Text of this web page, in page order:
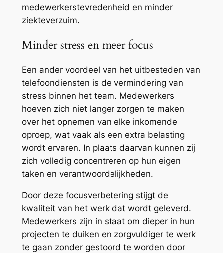
medewerkerstevredenheid en minder
ziekteverzuim.
Minder stress en meer focus
Een ander voordeel van het uitbesteden van
telefoondiensten is de vermindering van
stress binnen het team. Medewerkers
hoeven zich niet langer zorgen te maken
over het opnemen van elke inkomende
oproep, wat vaak als een extra belasting
wordt ervaren. In plaats daarvan kunnen zij
zich volledig concentreren op hun eigen
taken en verantwoordelijkheden.
Door deze focusverbetering stijgt de
kwaliteit van het werk dat wordt geleverd.
Medewerkers zijn in staat om dieper in hun
projecten te duiken en zorgvuldiger te werk
te gaan zonder gestoord te worden door